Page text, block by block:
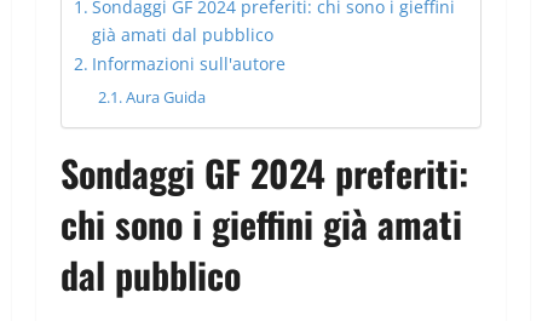
Sondaggi GF 2024 preferiti: chi sono i gieffini
già amati dal pubblico
Informazioni sull'autore
Aura Guida
Sondaggi GF 2024 preferiti:
chi sono i gieffini già amati
dal pubblico